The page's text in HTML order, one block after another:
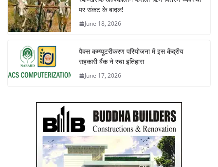
पर संकट के बादल!
June 18, 2026
पैक्स कम्प्यूटरीकरण परियोजना में इस केंद्रीय
सहकारी बैंक ने रचा इतिहास
June 17, 2026